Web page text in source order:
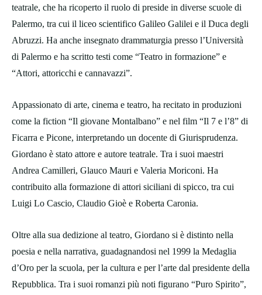
teatrale, che ha ricoperto il ruolo di preside in diverse scuole di
Palermo, tra cui il liceo scientifico Galileo Galilei e il Duca degli
Abruzzi. Ha anche insegnato drammaturgia presso l’Università
di Palermo e ha scritto testi come “Teatro in formazione” e
“Attori, attoricchi e cannavazzi”.
Appassionato di arte, cinema e teatro, ha recitato in produzioni
come la fiction “Il giovane Montalbano” e nel film “Il 7 e l’8” di
Ficarra e Picone, interpretando un docente di Giurisprudenza.
Giordano è stato attore e autore teatrale. Tra i suoi maestri
Andrea Camilleri, Glauco Mauri e Valeria Moriconi. Ha
contribuito alla formazione di attori siciliani di spicco, tra cui
Luigi Lo Cascio, Claudio Gioè e Roberta Caronia.
Oltre alla sua dedizione al teatro, Giordano si è distinto nella
poesia e nella narrativa, guadagnandosi nel 1999 la Medaglia
d’Oro per la scuola, per la cultura e per l’arte dal presidente della
Repubblica. Tra i suoi romanzi più noti figurano “Puro Spirito”,